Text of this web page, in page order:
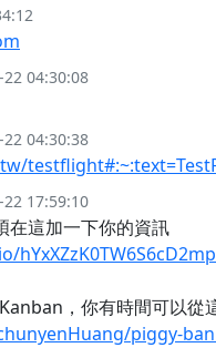
22 04:30:08
22 04:30:38
22 17:59:10
在這加一下你的資訊
，你有時間可以從
piggy-